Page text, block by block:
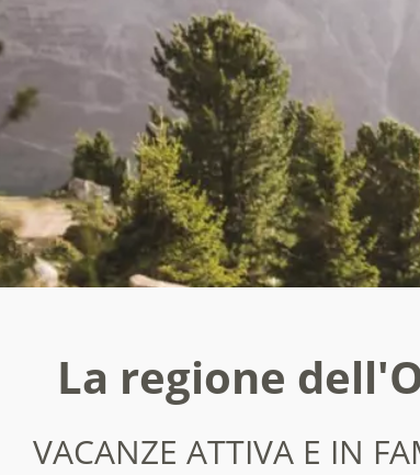
La regione
VACANZE ATTIVA E IN